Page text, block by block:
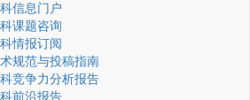
信息门户
课题咨询
情报订阅
规范与投稿指南
竞争力分析报告
前沿报告